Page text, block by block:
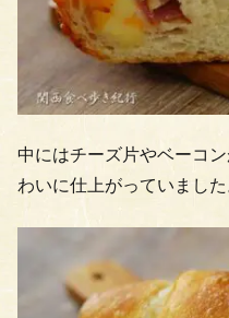
中にはチーズ片やベーコ
わいに仕上がっていました